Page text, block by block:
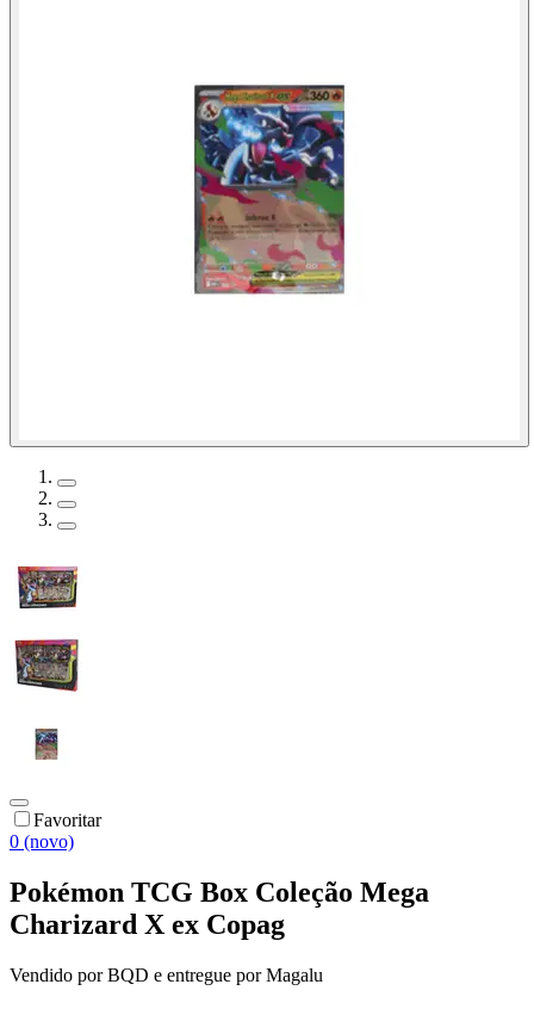
Favoritar
0 (novo)
Pokémon TCG Box Coleção Mega
Charizard X ex Copag
Vendido porBQD e entregue por Magalu